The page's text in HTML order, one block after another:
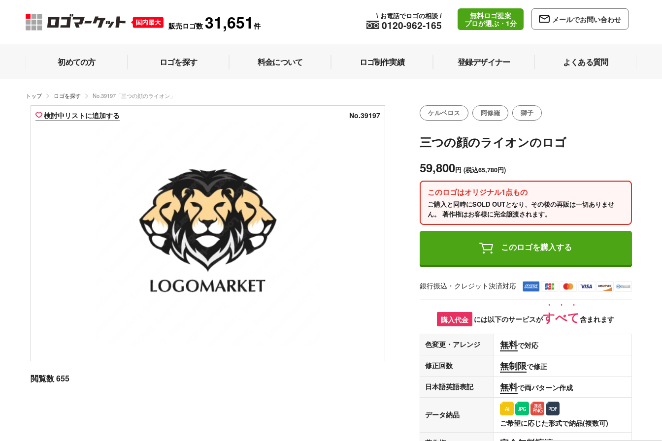
販売ロゴ数 31,651 件 0120-962-165
\ お電話でロゴの相談 /
無料ロゴ提案
プロが選ぶ・1分
メールでお問い合わせ
初めての方 ロゴを探す 料金について ロゴ制作実績 登録デザイナー よくある質問
トップ ロゴを探す No.39197「三つの顔のライオン」
検討中リストに追加する No.39197
閲覧数 655
ケルベロス 阿修羅 獅子
三つの顔のライオンのロゴ
59,800円 (税込65,780円)
このロゴはオリジナル1点もの
ご購入と同時にSOLD OUTとなり、その後の再販は一切ありませ
ん。 著作権はお客様に完全譲渡されます。
このロゴを購入する
銀行振込・クレジット決済対応
購入代金 には以下のサービスがすべて含まれます
色変更・アレンジ 無料で対応
修正回数 無制限で修正
日本語英語表記 無料で両パターン作成
データ納品
ご希望に応じた形式で納品(複数可)